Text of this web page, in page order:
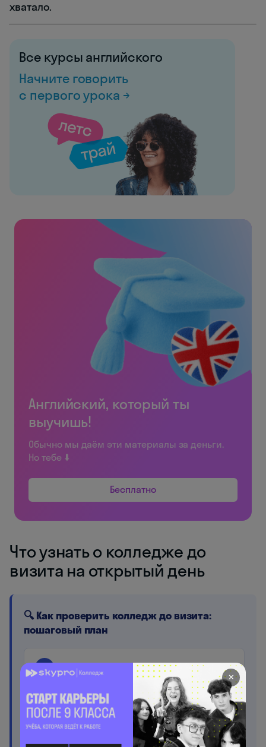
хватало.
Все курсы английского
Начните говорить
с первого урока →
Английский, который ты
выучишь!
Обычно мы даём эти материалы за деньги.
Но тебе ⬇️
Бесплатно
Что узнать о колледже до
визита на открытый день
🔍 Как проверить колледж до визита:
пошаговый план
1 Лицензия и аккредитация
Проверьте на сайте Рособрнадзора по ИНН
или названию. Без аккредитации диплом не
признают ни работодатели, ни вузы.
✕